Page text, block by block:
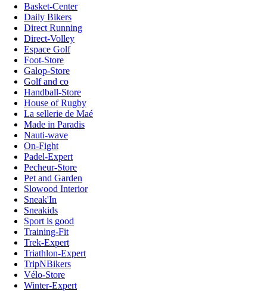
Basket-Center
Daily Bikers
Direct Running
Direct-Volley
Espace Golf
Foot-Store
Galop-Store
Golf and co
Handball-Store
House of Rugby
La sellerie de Maé
Made in Paradis
Nauti-wave
On-Fight
Padel-Expert
Pecheur-Store
Pet and Garden
Slowood Interior
Sneak'In
Sneakids
Sport is good
Training-Fit
Trek-Expert
Triathlon-Expert
TripNBikers
Vélo-Store
Winter-Expert